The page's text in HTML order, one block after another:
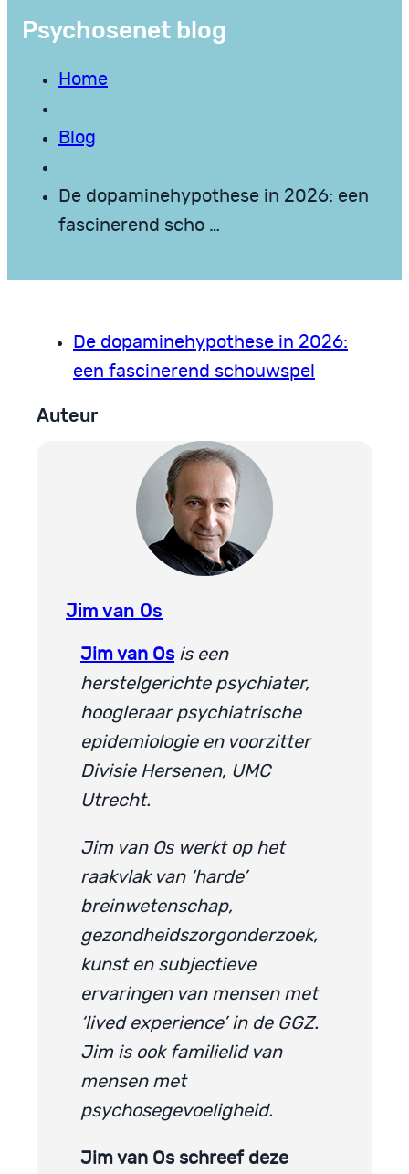
Psychosenet blog
Home
Blog
De dopaminehypothese in 2026: een
fascinerend scho …
De dopaminehypothese in 2026:
een fascinerend schouwspel
Auteur
Jim van Os
Jim van Os is een
herstelgerichte psychiater,
hoogleraar psychiatrische
epidemiologie en voorzitter
Divisie Hersenen, UMC
Utrecht.
Jim van Os werkt op het
raakvlak van ‘harde’
breinwetenschap,
gezondheidszorgonderzoek,
kunst en subjectieve
ervaringen van mensen met
‘lived experience’ in de GGZ.
Jim is ook familielid van
mensen met
psychosegevoeligheid.
Jim van Os schreef deze